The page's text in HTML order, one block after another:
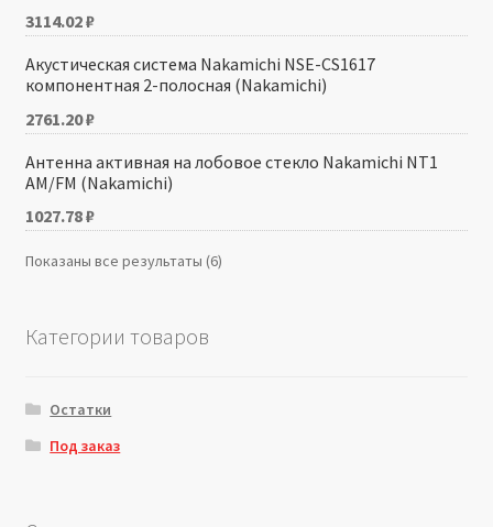
3114.02₽
Акустическая система Nakamichi NSE-CS1617
компонентная 2-полосная (Nakamichi)
2761.20₽
Антенна активная на лобовое стекло Nakamichi NT1
AM/FM (Nakamichi)
1027.78₽
Показаны все результаты (6)
Категории товаров
Остатки
Под заказ